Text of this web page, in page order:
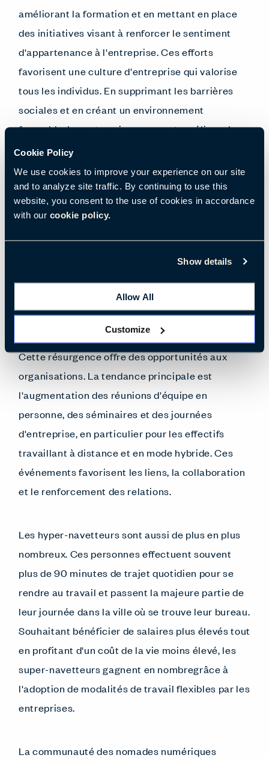
Cookie Policy
We use cookies to improve your experience on our site
and to analyze site traffic. By continuing to use this
website, you consent to the use of cookies in accordance
with our cookie policy.
Show details
Allow All
Customize
améliorant la formation et en mettant en place
des initiatives visant à renforcer le sentiment
d'appartenance à l'entreprise. Ces efforts
favorisent une culture d'entreprise qui valorise
tous les individus. En supprimant les barrières
sociales et en créant un environnement
favorable, les entreprises peuvent améliorer la
vie des personnes handicapées, qu'elles soient
physiques ou cognitives, et garantir ainsi
l'épanouissement de tous.
Les voyages d'affaires internationaux ont repris ;
ils devraient dépasser les chiffres d'avant 2020
et atteindre 2 000 milliards de dollars d'ici 2028.
Cette résurgence offre des opportunités aux
organisations. La tendance principale est
l'augmentation des réunions d'équipe en
personne, des séminaires et des journées
d'entreprise, en particulier pour les effectifs
travaillant à distance et en mode hybride. Ces
événements favorisent les liens, la collaboration
et le renforcement des relations.
Les hyper-navetteurs sont aussi de plus en plus
nombreux. Ces personnes effectuent souvent
plus de 90 minutes de trajet quotidien pour se
rendre au travail et passent la majeure partie de
leur journée dans la ville où se trouve leur bureau.
Souhaitant bénéficier de salaires plus élevés tout
en profitant d'un coût de la vie moins élevé, les
super-navetteurs gagnent en nombregrâce à
l'adoption de modalités de travail flexibles par les
entreprises.
La communauté des nomades numériques